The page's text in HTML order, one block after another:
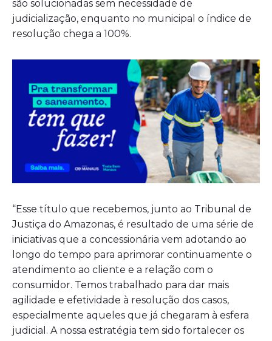
são solucionadas sem necessidade de
judicialização, enquanto no municipal o índice de
resolução chega a 100%.
“Esse título que recebemos, junto ao Tribunal de
Justiça do Amazonas, é resultado de uma série de
iniciativas que a concessionária vem adotando ao
longo do tempo para aprimorar continuamente o
atendimento ao cliente e a relação com o
consumidor. Temos trabalhado para dar mais
agilidade e efetividade à resolução dos casos,
especialmente aqueles que já chegaram à esfera
judicial. A nossa estratégia tem sido fortalecer os